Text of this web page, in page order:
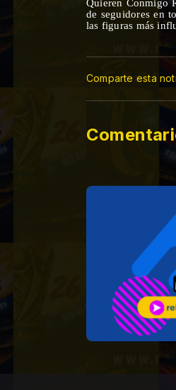
Quieren Conmigo
de seguidores en
las figuras más
Comparte esta